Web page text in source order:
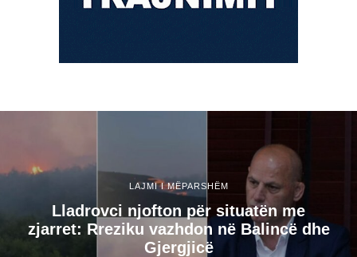
LAJMI I MËPARSHËM
Lladrovci njofton për situatën me
zjarret: Rreziku vazhdon në Balincë dhe
Gjergjicë